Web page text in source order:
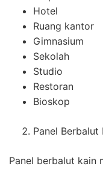
Hotel
Ruang kantor
Gimnasium
Sekolah
Studio
Restoran
Bioskop
Panel Berbalut
Panel berbalut kain